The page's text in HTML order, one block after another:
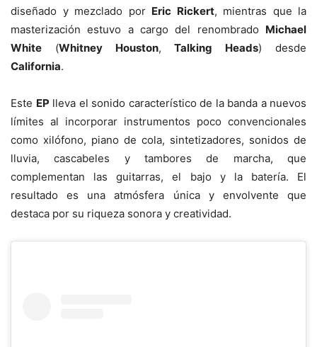
diseñado y mezclado por Eric Rickert, mientras que la
masterización estuvo a cargo del renombrado Michael
White (Whitney Houston,Talking Heads) desde
California.
Este EP lleva el sonido característico de la banda a nuevos
límites al incorporar instrumentos poco convencionales
como xilófono, piano de cola, sintetizadores, sonidos de
lluvia, cascabeles y tambores de marcha, que
complementan las guitarras, el bajo y la batería. El
resultado es una atmósfera única y envolvente que
destaca por su riqueza sonora y creatividad.